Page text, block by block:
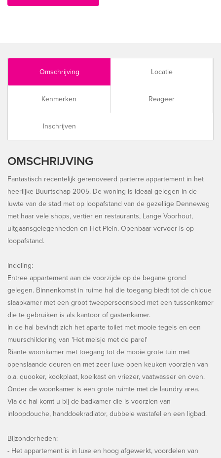
Omschrijving Locatie
Kenmerken Reageer
Inschrijven
OMSCHRIJVING
Fantastisch recentelijk gerenoveerd parterre appartement in het
heerlijke Buurtschap 2005. De woning is ideaal gelegen in de
luwte van de stad met op loopafstand van de gezellige Denneweg
met haar vele shops, vertier en restaurants, Lange Voorhout,
uitgaansgelegenheden en Het Plein. Openbaar vervoer is op
loopafstand.
Indeling:
Entree appartement aan de voorzijde op de begane grond
gelegen. Binnenkomst in ruime hal die toegang biedt tot de chique
slaapkamer met een groot tweepersoonsbed met een tussenkamer
die te gebruiken is als kantoor of gastenkamer.
In de hal bevindt zich het aparte toilet met mooie tegels en een
muurschildering van 'Het meisje met de parel'
Riante woonkamer met toegang tot de mooie grote tuin met
openslaande deuren en met zeer luxe open keuken voorzien van
o.a. quooker, kookplaat, koelkast en vriezer, vaatwasser en oven.
Onder de woonkamer is een grote ruimte met de laundry area.
Via de hal komt u bij de badkamer die is voorzien van
inloopdouche, handdoekradiator, dubbele wastafel en een ligbad.
Bijzonderheden:
- Het appartement is in luxe en hoog afgewerkt, voordelen van